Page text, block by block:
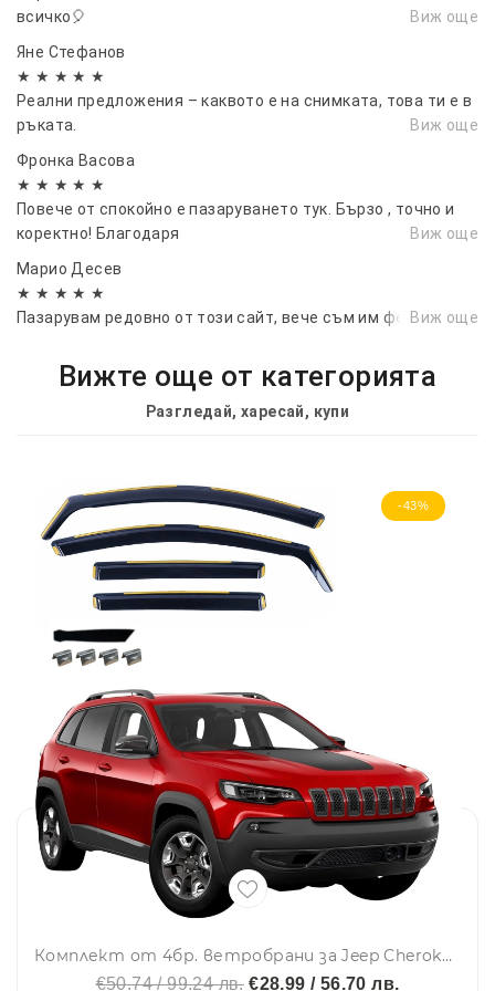
всичко🎈
Виж още
Яне Стефанов
★ ★ ★ ★ ★
Реални предложения – каквото е на снимката, това ти е в
ръката.
Виж още
Фронка Васовa
★ ★ ★ ★ ★
Повече от спокойно е пазаруването тук. Бързо , точно и
коректно! Благодаря
Виж още
Марио Десев
★ ★ ★ ★ ★
Пазарувам редовно от този сайт, вече съм им фен.Виж още
Вижте още от категорията
Разгледай, харесай, купи
-43%
Комплект от 4бр. ветробрани за Jeep Cherokee V (KL) 2014 - 2023
€50.74 / 99.24 лв.€28.99 / 56.70 лв.